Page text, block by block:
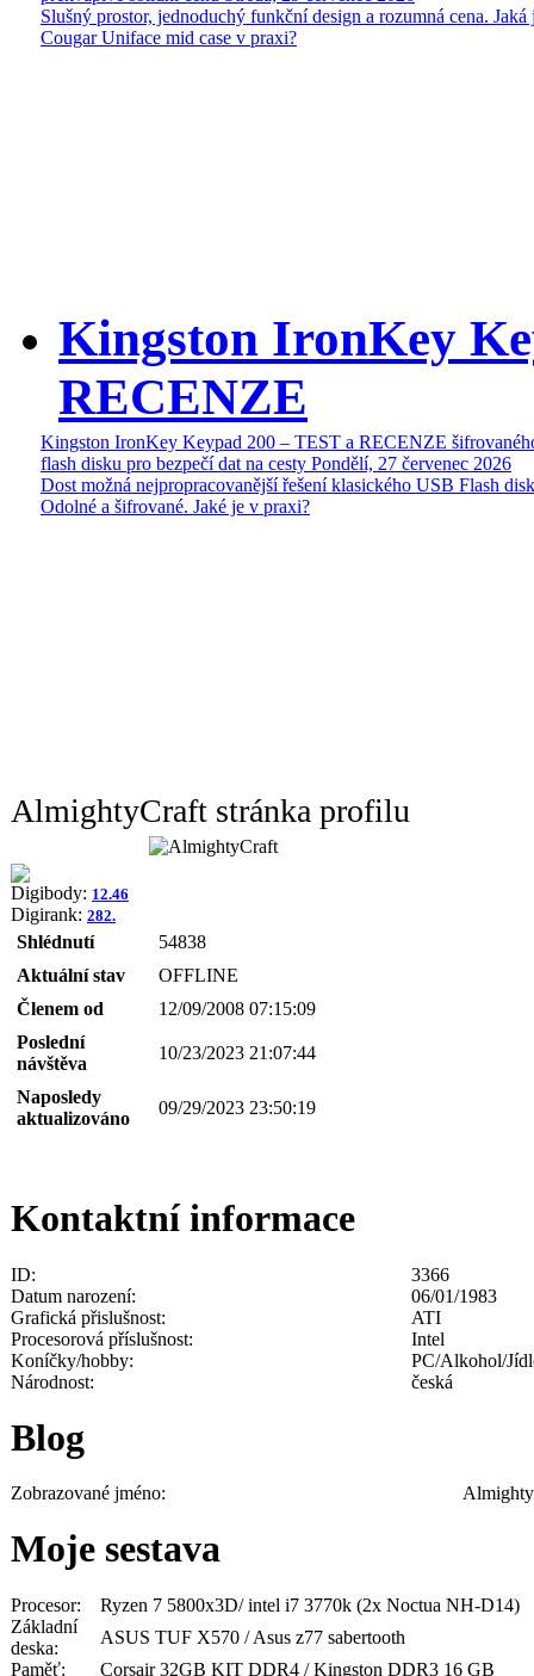
Slušný prostor, jednoduchý funkční design a rozumná cena. Jaká
Cougar Uniface mid case v praxi?
Kingston IronKey
RECENZE
Kingston IronKey Keypad 200 – TEST a RECENZE
flash disku pro bezpečí dat na cesty Pondělí, 27 červenec 2026
Dost možná nejpropracovanější řešení klasického USB Flash
Odolné a šifrované. Jaké je v praxi?
AlmightyCraft stránka profilu
Digibody: 12.46
Digirank: 282.
Shlédnutí
54838
Aktuální stav
OFFLINE
Členem od
12/09/2008 07:15:09
Poslední
návštěva
10/23/2023 21:07:44
Naposledy
aktualizováno
09/29/2023 23:50:19
Kontaktní informace
ID:
3366
Datum narození:
06/01/1983
Grafická přislušnost:
ATI
Procesorová příslušnost:
Intel
Koníčky/hobby:
PC/Alkohol/
Národnost:
česká
Blog
Zobrazované jméno:
Moje sestava
Procesor:
Ryzen 7 5800x3D/ intel i7 3770k (2x Noctua NH-D14)
Základní
deska:
ASUS TUF X570 / Asus z77 sabertooth
Paměť:
Corsair 32GB KIT DDR4 / Kingston DDR3 16 GB